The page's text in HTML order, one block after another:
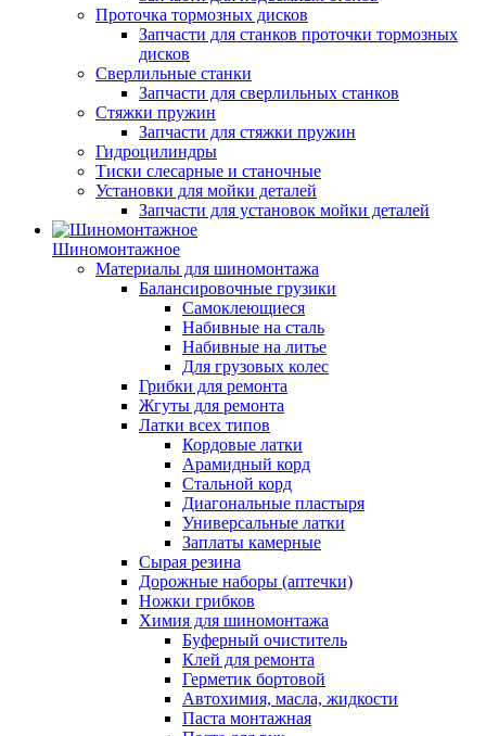
Проточка тормозных дисков
Запчасти для станков проточки тормозных
дисков
Сверлильные станки
Запчасти для сверлильных станков
Стяжки пружин
Запчасти для стяжки пружин
Гидроцилиндры
Тиски слесарные и станочные
Установки для мойки деталей
Запчасти для установок мойки деталей
Шиномонтажное
Материалы для шиномонтажа
Балансировочные грузики
Самоклеющиеся
Набивные на сталь
Набивные на литье
Для грузовых колес
Грибки для ремонта
Жгуты для ремонта
Латки всех типов
Кордовые латки
Арамидный корд
Стальной корд
Диагональные пластыря
Универсальные латки
Заплаты камерные
Сырая резина
Дорожные наборы (аптечки)
Ножки грибков
Химия для шиномонтажа
Буферный очиститель
Клей для ремонта
Герметик бортовой
Автохимия, масла, жидкости
Паста монтажная